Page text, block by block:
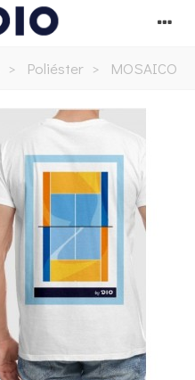
> Poliéster > MOSAICO